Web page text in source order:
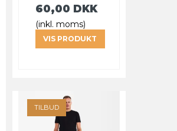
60,00 DKK
(inkl. moms)
VIS PRODUKT
TILBUD